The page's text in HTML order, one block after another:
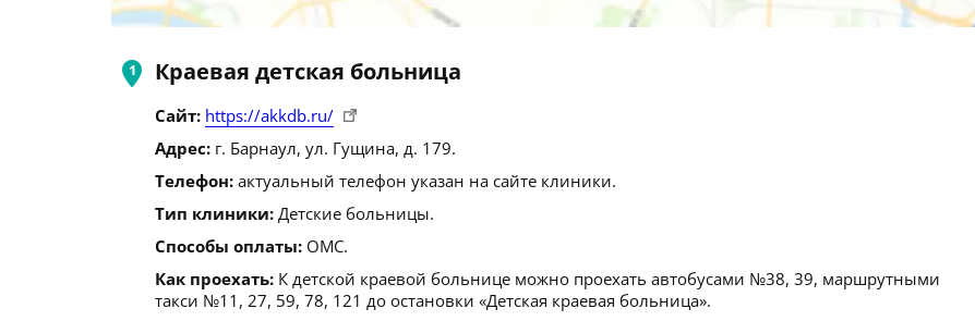
Краевая детская больница
Сайт: https://akkdb.ru/
Адрес: г. Барнаул, ул. Гущина, д. 179.
Телефон: актуальный телефон указан на сайте клиники.
Тип клиники: Детские больницы.
Способы оплаты: ОМС.
Как проехать: К детской краевой больнице можно проехать автобусами №38, 39, маршрутными
такси №11, 27, 59, 78, 121 до остановки «Детская краевая больница».